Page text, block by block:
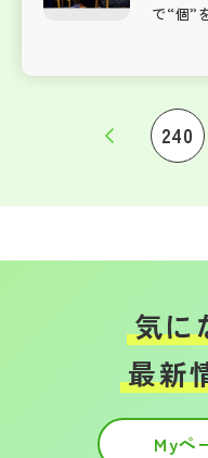
で“個”
240
気に
最新
Myペ